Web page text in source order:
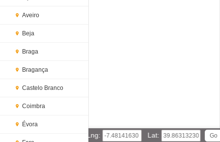
Aveiro
Beja
Braga
Bragança
Castelo Branco
Coimbra
Évora
Lng: Lat: